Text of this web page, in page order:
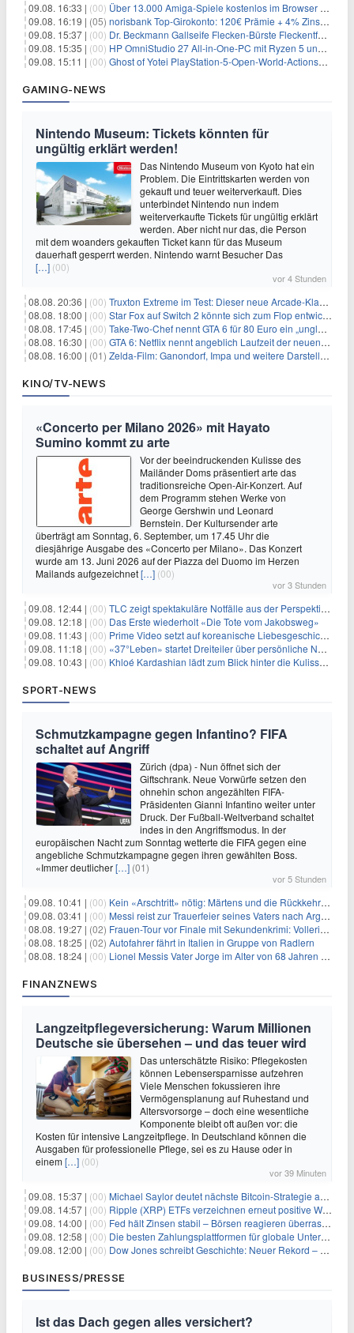
09.08. 16:33 | (00) Über 13.000 Amiga-Spiele kostenlos im Browser spielen
09.08. 16:19 | (05) norisbank Top-Girokonto: 120€ Prämie + 4% Zinsen p.a. (6 Monate)
09.08. 15:37 | (00) Dr. Beckmann Gallseife Flecken-Bürste Fleckentferner 250 ml für 1,25€
09.08. 15:35 | (00) HP OmniStudio 27 All-in-One-PC mit Ryzen 5 und 1 TB SSD für 699€
09.08. 15:11 | (00) Ghost of Yotei PlayStation-5-Open-World-Actionspiel für 55,65€
GAMING-NEWS
Nintendo Museum: Tickets könnten für
ungültig erklärt werden!
Das Nintendo Museum von Kyoto hat ein
Problem. Die Eintrittskarten werden von
gekauft und teuer weiterverkauft. Dies
unterbindet Nintendo nun indem
weiterverkaufte Tickets für ungültig erklärt
werden. Aber nicht nur das, die Person
mit dem woanders gekauften Ticket kann für das Museum
dauerhaft gesperrt werden. Nintendo warnt Besucher Das
[…] (00)
vor 4 Stunden
08.08. 20:36 | (00) Truxton Extreme im Test: Dieser neue Arcade-Klassiker verzeiht dir gar nichts
08.08. 18:00 | (00) Star Fox auf Switch 2 könnte sich zum Flop entwickeln
08.08. 17:45 | (00) Take-Two-Chef nennt GTA 6 für 80 Euro ein „unglaubliches Schnäppchen“
08.08. 16:30 | (00) GTA 6: Netflix nennt angeblich Laufzeit der neuen Gameplay-Präsentation
08.08. 16:00 | (01) Zelda-Film: Ganondorf, Impa und weitere Darsteller sollen feststehen
KINO/TV-NEWS
«Concerto per Milano 2026» mit Hayato
Sumino kommt zu arte
Vor der beeindruckenden Kulisse des
Mailänder Doms präsentiert arte das
traditionsreiche Open-Air-Konzert. Auf
dem Programm stehen Werke von
George Gershwin und Leonard
Bernstein. Der Kultursender arte
überträgt am Sonntag, 6. September, um 17.45 Uhr die
diesjährige Ausgabe des «Concerto per Milano». Das Konzert
wurde am 13. Juni 2026 auf der Piazza del Duomo im Herzen
Mailands aufgezeichnet[…] (00)
vor 3 Stunden
09.08. 12:44 | (00) TLC zeigt spektakuläre Notfälle aus der Perspektive der Patienten
09.08. 12:18 | (00) Das Erste wiederholt «Die Tote vom Jakobsweg»
09.08. 11:43 | (00) Prime Video setzt auf koreanische Liebesgeschichte
09.08. 11:18 | (00) «37°Leben» startet Dreiteiler über persönliche Neuanfänge
09.08. 10:43 | (00) Khloé Kardashian lädt zum Blick hinter die Kulissen ihres Freundeskreises
SPORT-NEWS
Schmutzkampagne gegen Infantino? FIFA
schaltet auf Angriff
Zürich (dpa) - Nun öffnet sich der
Giftschrank. Neue Vorwürfe setzen den
ohnehin schon angezählten FIFA-
Präsidenten Gianni Infantino weiter unter
Druck. Der Fußball-Weltverband schaltet
indes in den Angriffsmodus. In der
europäischen Nacht zum Sonntag wetterte die FIFA gegen eine
angebliche Schmutzkampagne gegen ihren gewählten Boss.
«Immer deutlicher[…] (01)
vor 5 Stunden
09.08. 10:41 | (00) Kein «Arschtritt» nötig: Märtens und die Rückkehr nach Paris
09.08. 03:41 | (00) Messi reist zur Trauerfeier seines Vaters nach Argentinien
08.08. 19:27 | (02) Frauen-Tour vor Finale mit Sekundenkrimi: Vollering in Gelb
08.08. 18:25 | (02) Autofahrer fährt in Italien in Gruppe von Radlern
08.08. 18:24 | (00) Lionel Messis Vater Jorge im Alter von 68 Jahren gestorben
FINANZNEWS
Langzeitpflegeversicherung: Warum Millionen
Deutsche sie übersehen – und das teuer wird
Das unterschätzte Risiko: Pflegekosten
können Lebensersparnisse aufzehren
Viele Menschen fokussieren ihre
Vermögensplanung auf Ruhestand und
Altersvorsorge – doch eine wesentliche
Komponente bleibt oft außen vor: die
Kosten für intensive Langzeitpflege. In Deutschland können die
Ausgaben für professionelle Pflege, sei es zu Hause oder in
einem[…] (00)
vor 39 Minuten
09.08. 15:37 | (00) Michael Saylor deutet nächste Bitcoin-Strategie an: Analysten erwarten weiteren Verkauf
09.08. 14:57 | (00) Ripple (XRP) ETFs verzeichnen erneut positive Woche, doch neue Bedenken tauchen auf
09.08. 14:00 | (00) Fed hält Zinsen stabil – Börsen reagieren überraschend volatil
09.08. 12:58 | (00) Die besten Zahlungsplattformen für globale Unternehmen im Jahr 2026
09.08. 12:00 | (00) Dow Jones schreibt Geschichte: Neuer Rekord – und Amazon knackt die nächste Billionen-Marke
BUSINESS/PRESSE
Ist das Dach gegen alles versichert?